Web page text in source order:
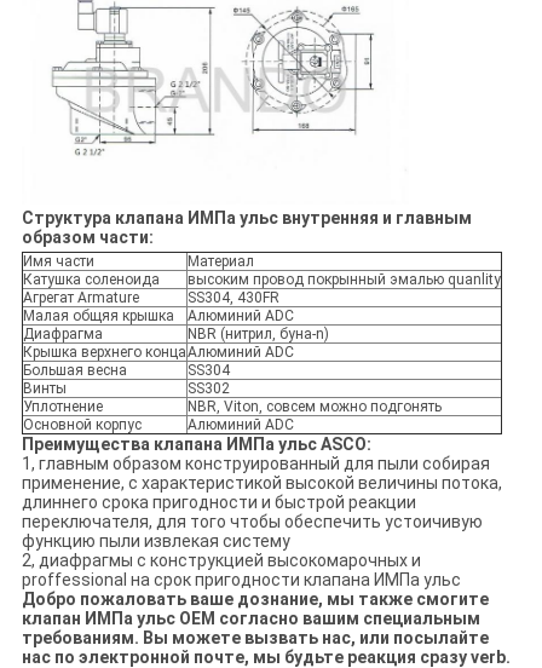
Структура клапана ИМПа ульс внутренняя и главным
образом части:
Имя части
Материал
Катушка соленоида
высоким провод покрынный эмалью quanlity
Агрегат Armature
SS304, 430FR
Малая общяя крышка
Алюминий ADC
Диафрагма
NBR (нитрил, буна-n)
Крышка верхнего концаАлюминий ADC
Большая весна
SS304
Винты
SS302
Уплотнение
NBR, Viton, совсем можно подгонять
Основной корпус
Алюминий ADC
Преимущества клапана ИМПа ульс ASCO:
1, главным образом конструированный для пыли собирая
применение, с характеристикой высокой величины потока,
длиннего срока пригодности и быстрой реакции
переключателя, для того чтобы обеспечить устоичивую
функцию пыли извлекая систему
2, диафрагмы с конструкцией высокомарочных и
proffessional на срок пригодности клапана ИМПа ульс
Добро пожаловать ваше дознание, мы также смогите
клапан ИМПа ульс OEM согласно вашим специальным
требованиям. Вы можете вызвать нас, или посылайте
нас по электронной почте, мы будьте реакция сразу verb.